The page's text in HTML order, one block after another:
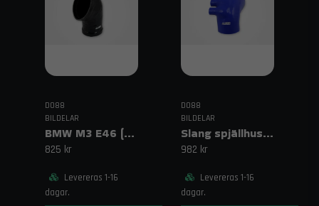
DO88
BILDELAR
BMW M3 E46 (00–06) Inloppsslang Svart
825 kr
Levereras 1-16
dagar.
DO88
BILDELAR
Slang spjällhus Blå BMW 325/328/M3 (E36 90–99)
982 kr
Levereras 1-16
dagar.